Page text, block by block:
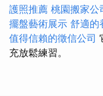
護照推薦 桃園搬家公
擺盤藝術展示 舒適的
值得信賴的徵信公司
充放鬆練習。